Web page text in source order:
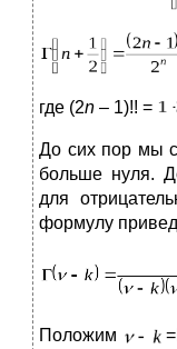
где (2n – 1)!! =
До сих пор мы
больше нуля.
для
формулу
Положим =